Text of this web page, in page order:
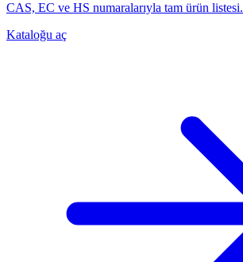
CAS, EC ve HS numaralarıyla tam ürün listesi.
Kataloğu aç